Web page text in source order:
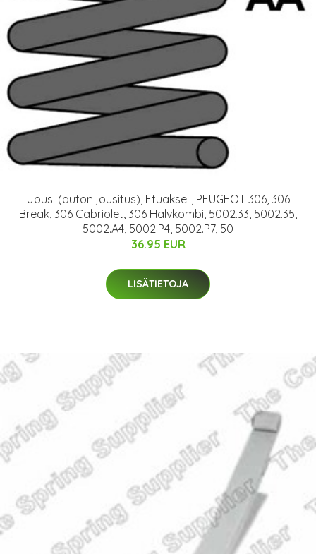
Jousi (auton jousitus), Etuakseli, PEUGEOT 306, 306
Break, 306 Cabriolet, 306 Halvkombi, 5002.33, 5002.35,
5002.A4, 5002.P4, 5002.P7, 50
36.95 EUR
LISÄTIETOJA